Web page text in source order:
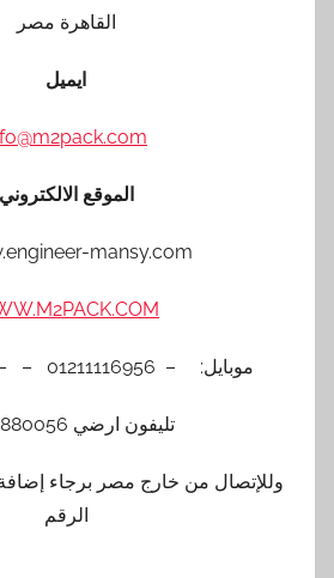
القاهرة مصر
ايميل
الموقع الالكتروني
mansy.com /
موبايل: – 01211116956 – – 01211116958
تليفون ارضي 0225880056
الرقم